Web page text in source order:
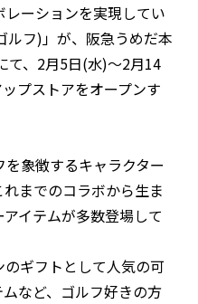
ーションを実現してい
ルフ)」が、阪急うめだ本
て、2月5日(水)～2月14
プストアをオープンす
象徴するキャラクター
れまでのコラボから生ま
イテムが多数登場して
ギフトとして人気の可
など、ゴルフ好きの方